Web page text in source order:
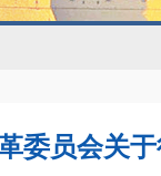
委员会关